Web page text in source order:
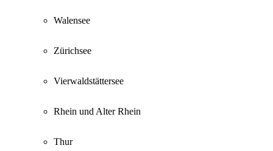
Walensee
Zürichsee
Vierwaldstättersee
Rhein und Alter Rhein
Thur